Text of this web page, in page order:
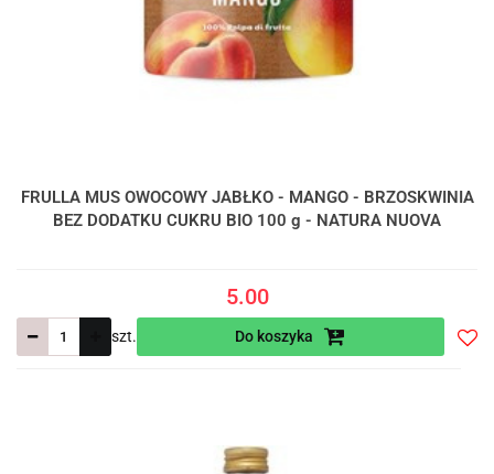
FRULLA MUS OWOCOWY JABŁKO - MANGO - BRZOSKWINIA
BEZ DODATKU CUKRU BIO 100 g - NATURA NUOVA
5.00
szt. Do koszyka